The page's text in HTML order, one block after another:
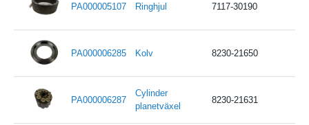
PA000005107 Ringhjul 7117-30190
PA000006285 Kolv 8230-21650
PA000006287
Cylinder
planetväxel
8230-21631